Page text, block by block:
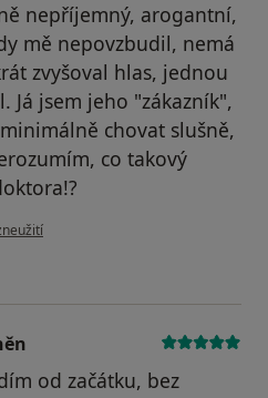
nepříjemný, arogantní,
mě nepovzbudil, nemá
zvyšoval hlas, jednou
Já jsem jeho "zákazník",
chovat slušně,
co takový
uživatele Pacient
od začátku, bez